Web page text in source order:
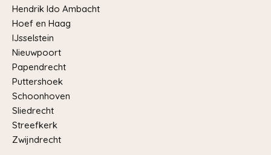
Hendrik Ido Ambacht
Hoef en Haag
IJsselstein
Nieuwpoort
Papendrecht
Puttershoek
Schoonhoven
Sliedrecht
Streefkerk
Zwijndrecht